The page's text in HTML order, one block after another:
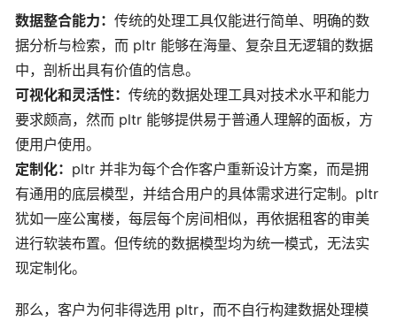
数据整合能力： 传统的处理工具仅能进行简单、明确的数
据分析与检索，而 pltr 能够在海量、复杂且无逻辑的数据
中，剖析出具有价值的信息。
可视化和灵活性： 传统的数据处理工具对技术水平和能力
要求颇高，然而 pltr 能够提供易于普通人理解的面板，方
便用户使用。
定制化： pltr 并非为每个合作客户重新设计方案，而是拥
有通用的底层模型，并结合用户的具体需求进行定制。pltr
犹如一座公寓楼，每层每个房间相似，再依据租客的审美
进行软装布置。但传统的数据模型均为统一模式，无法实
现定制化。
那么，客户为何非得选用 pltr，而不自行构建数据处理模